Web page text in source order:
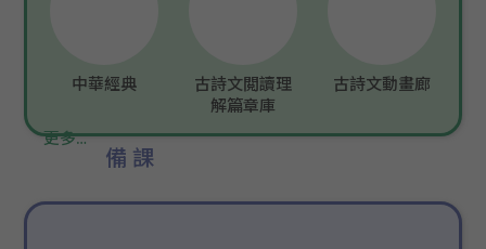
中華經典
古詩文閲讀理
解篇章庫
古詩文動畫廊
更多…
備課